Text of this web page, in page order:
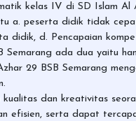
kelas IV di SD Islam
a. peserta didik tidak
didik, d. Pencapaian
ada dua yaitu
29 BSB Semarang
dan kreativitas
serta dapat